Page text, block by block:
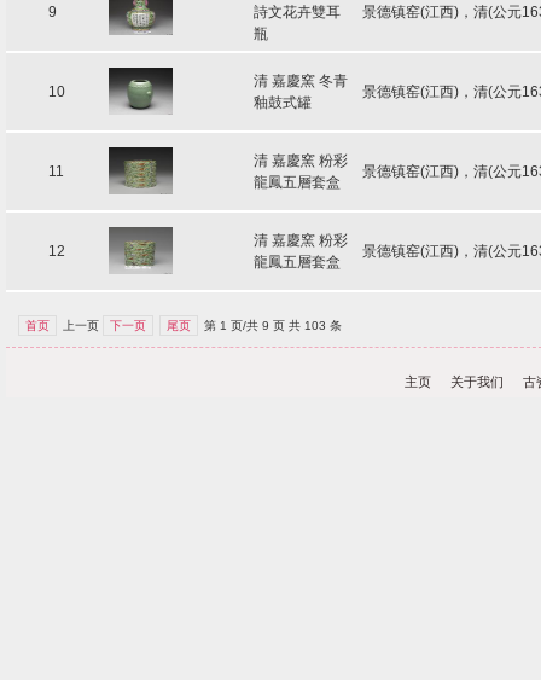
9
詩文花卉雙耳
瓶
景德镇窑(江西)，清(公元
10
清 嘉慶窯 冬青
釉鼓式罐
景德镇窑(江西)，清(公元
11
清 嘉慶窯 粉彩
龍鳳五層套盒
景德镇窑(江西)，清(公元
12
清 嘉慶窯 粉彩
龍鳳五層套盒
景德镇窑(江西)，清(公元
首页 上一页 下一页 尾页 第 1 页/共 9 页 共 103 条
主页 关于我们 古